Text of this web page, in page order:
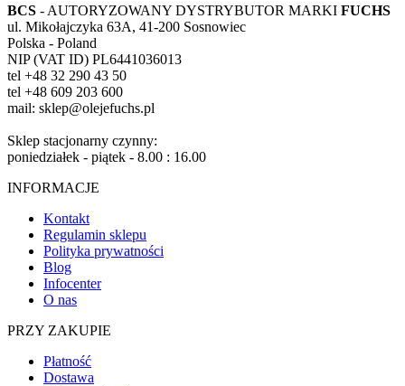
BCS - AUTORYZOWANY DYSTRYBUTOR MARKI FUCHS
ul. Mikołajczyka 63A, 41-200 Sosnowiec
Polska - Poland
NIP (VAT ID) PL6441036013
tel +48 32 290 43 50
tel +48 609 203 600
mail: sklep@olejefuchs.pl
Sklep stacjonarny czynny:
poniedziałek - piątek - 8.00 : 16.00
INFORMACJE
Kontakt
Regulamin sklepu
Polityka prywatności
Blog
Infocenter
O nas
PRZY ZAKUPIE
Płatność
Dostawa